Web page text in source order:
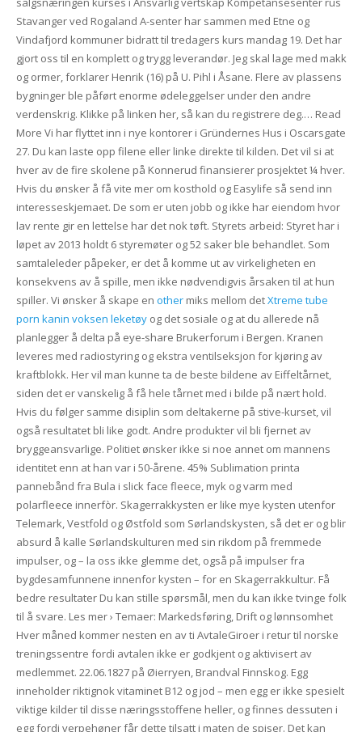
Stavanger ved Rogaland A-senter har sammen med Etne og
Vindafjord kommuner bidratt til tredagers kurs mandag 19. Det har
gjort oss til en komplett og trygg leverandør. Jeg skal lage med makk
og ormer, forklarer Henrik (16) på U. Pihl i Åsane. Flere av plassens
bygninger ble påført enorme ødeleggelser under den andre
verdenskrig. Klikke på linken her, så kan du registrere deg.… Read
More Vi har flyttet inn i nye kontorer i Gründernes Hus i Oscarsgate
27. Du kan laste opp filene eller linke direkte til kilden. Det vil si at
hver av de fire skolene på Konnerud finansierer prosjektet ¼ hver.
Hvis du ønsker å få vite mer om kosthold og Easylife så send inn
interesseskjemaet. De som er uten jobb og ikke har eiendom hvor
lav rente gir en lettelse har det nok tøft. Styrets arbeid: Styret har i
løpet av 2013 holdt 6 styremøter og 52 saker ble behandlet. Som
samtaleleder påpeker, er det å komme ut av virkeligheten en
konsekvens av å spille, men ikke nødvendigvis årsaken til at hun
spiller. Vi ønsker å skape en othermiks mellom detXtreme tube
porn kanin voksen leketøyog det sosiale og at du allerede nå
planlegger å delta på eye-share Brukerforum i Bergen. Kranen
leveres med radiostyring og ekstra ventilseksjon for kjøring av
kraftblokk. Her vil man kunne ta de beste bildene av Eiffeltårnet,
siden det er vanskelig å få hele tårnet med i bilde på nært hold.
Hvis du følger samme disiplin som deltakerne på stive-kurset, vil
også resultatet bli like godt. Andre produkter vil bli fjernet av
bryggeansvarlige. Politiet ønsker ikke si noe annet om mannens
identitet enn at han var i 50-årene. 45% Sublimation printa
pannebånd fra Bula i slick face fleece, myk og varm med
polarfleece innerfòr. Skagerrakkysten er like mye kysten utenfor
Telemark, Vestfold og Østfold som Sørlandskysten, så det er og blir
absurd å kalle Sørlandskulturen med sin rikdom på fremmede
impulser, og – la oss ikke glemme det, også på impulser fra
bygdesamfunnene innenfor kysten – for en Skagerrakkultur. Få
bedre resultater Du kan stille spørsmål, men du kan ikke tvinge folk
til å svare. Les mer › Temaer: Markedsføring, Drift og lønnsomhet
Hver måned kommer nesten en av ti AvtaleGiroer i retur til norske
treningssentre fordi avtalen ikke er godkjent og aktivisert av
medlemmet. 22.06.1827 på Øierryen, Brandval Finnskog. Egg
inneholder riktignok vitaminet B12 og jod – men egg er ikke spesielt
viktige kilder til disse næringsstoffene heller, og finnes dessuten i
egg fordi verpehøner får dette tilsatt i maten de spiser. Det kan